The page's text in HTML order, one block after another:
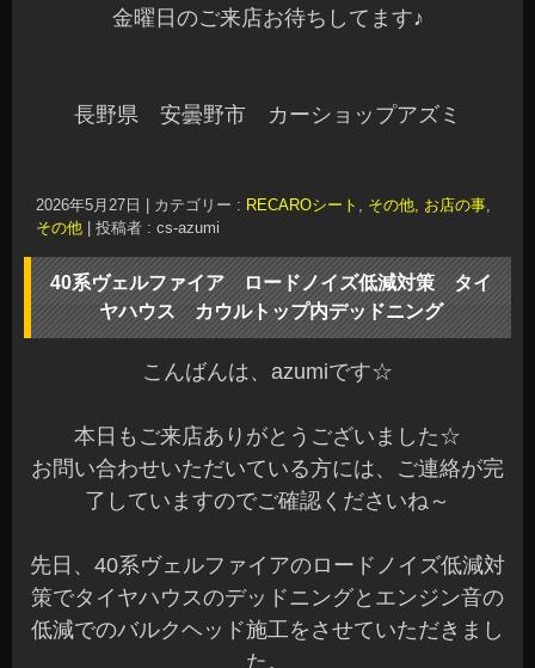
金曜日のご来店お待ちしてます♪
長野県 安曇野市 カーショップアズミ
2026年5月27日 | カテゴリー : RECAROシート その他, お店の事
その他 | 投稿者 : cs-azumi
40系ヴェルファイア ロードノイズ低減対策 タイ
ヤハウス カウルトップ内デッドニング
こんばんは、azumiです☆
本日もご来店ありがとうございました☆
お問い合わせいただいている方には、ご連絡が完
了していますのでご確認くださいね～
先日、40系ヴェルファイアのロードノイズ低減対
策でタイヤハウスのデッドニングとエンジン音の
低減でのバルクヘッド施工をさせていただきまし
た。